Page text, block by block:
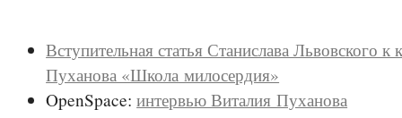
Вступительная статья Станислава Львовского к
Пуханова «Школа милосердия»
OpenSpace:интервью Виталия Пуханова